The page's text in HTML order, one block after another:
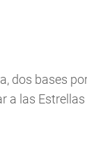
dos bases
a las